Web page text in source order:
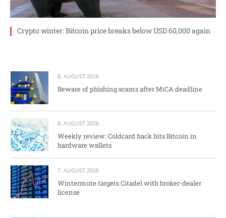
Crypto winter: Bitcoin price breaks below USD 60,000 again
8. AUGUST 2026
Beware of phishing scams after MiCA deadline
8. AUGUST 2026
Weekly review: Coldcard hack hits Bitcoin in
hardware wallets
7. AUGUST 2026
Wintermute targets Citadel with broker-dealer
license